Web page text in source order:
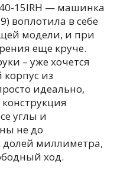
15IRH — машинка
воплотила в себе
модели, и при
еще круче.
– уже хочется
из
идеально,
углы и
не до
долей миллиметра,
ход.